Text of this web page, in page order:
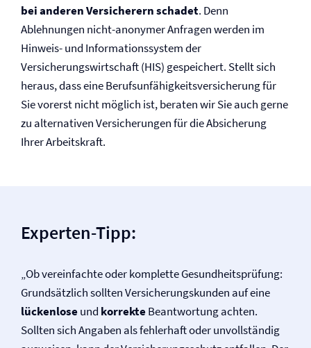
bei anderen Versicherern schadet. Denn
Ablehnungen nicht-anonymer Anfragen werden im
Hinweis- und Informationssystem der
Versicherungswirtschaft (HIS) gespeichert. Stellt sich
heraus, dass eine Berufs­unfähigkeits­versicherung für
Sie vorerst nicht möglich ist, beraten wir Sie auch gerne
zu alternativen Versicherungen für die Absicherung
Ihrer Arbeitskraft.
Experten-Tipp:
„Ob vereinfachte oder komplette Gesund­heits­prü­fung:
Grundsätzlich sollten Versicherungskunden auf eine
lückenloseund korrekteBeantwortung achten.
Sollten sich Angaben als fehlerhaft oder unvollständig